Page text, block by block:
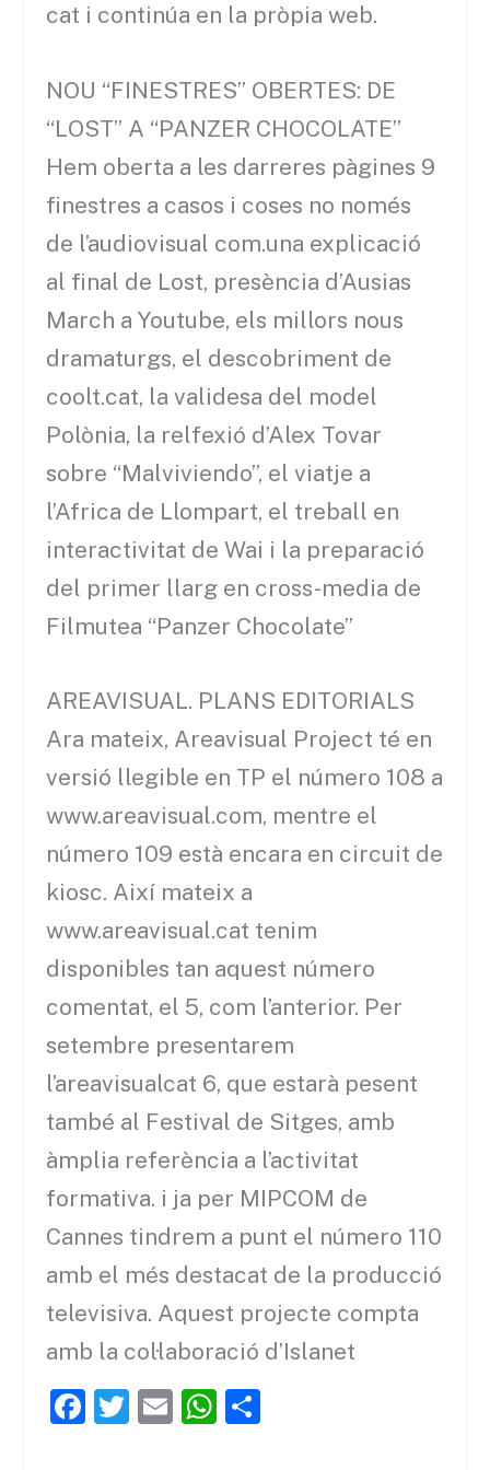
cat i continúa en la pròpia web.
NOU “FINESTRES” OBERTES: DE
“LOST” A “PANZER CHOCOLATE”
Hem oberta a les darreres pàgines 9
finestres a casos i coses no només
de l’audiovisual com.una explicació
al final de Lost, presència d’Ausias
March a Youtube, els millors nous
dramaturgs, el descobriment de
coolt.cat, la validesa del model
Polònia, la relfexió d’Alex Tovar
sobre “Malviviendo”, el viatje a
l’Africa de Llompart, el treball en
interactivitat de Wai i la preparació
del primer llarg en cross-media de
Filmutea “Panzer Chocolate”
AREAVISUAL. PLANS EDITORIALS
Ara mateix, Areavisual Project té en
versió llegible en TP el número 108 a
www.areavisual.com, mentre el
número 109 està encara en circuit de
kiosc. Així mateix a
www.areavisual.cat tenim
disponibles tan aquest número
comentat, el 5, com l’anterior. Per
setembre presentarem
l’areavisualcat 6, que estarà pesent
també al Festival de Sitges, amb
àmplia referència a l’activitat
formativa. i ja per MIPCOM de
Cannes tindrem a punt el número 110
amb el més destacat de la producció
televisiva. Aquest projecte compta
amb la col·laboració d’Islanet
F
T
E
W